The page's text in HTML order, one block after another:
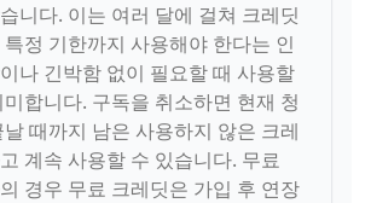
니다. 이는 여러 달에 걸쳐 크레딧
정 기한까지 사용해야 한다는 인
나 긴박함 없이 필요할 때 사용할
합니다. 구독을 취소하면 현재 청
때까지 남은 사용하지 않은 크레
계속 사용할 수 있습니다. 무료
경우 무료 크레딧은 가입 후 연장